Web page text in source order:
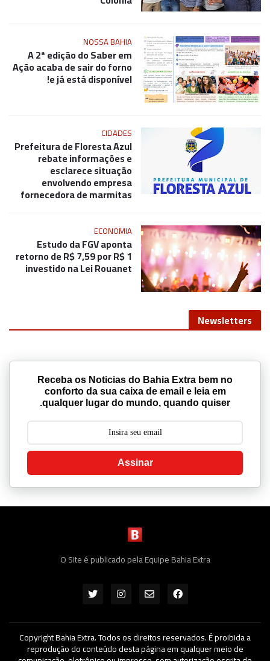
A 2ª edição do Saber em
Ação acaba de sair do forno
e já está disponível!
Prefeitura de Floresta Azul
rebate informações e
esclarece situação
envolvendo empresa
fornecedora de marmitas
Estudo da FGV aponta
retorno de R$ 7,59 por R$ 1
investido na Lei Rouanet
Newsletters
conforto da sua caixa de email e leia em
qualquer lugar do mundo, quando quiser.
Assinar
Copyright Bahia Extra. Todos os direitos reservados. É proibida a
reprodução do conteúdo desta página em qualquer meio de
comunicação, eletrônico ou impresso, sem autorização escrita do